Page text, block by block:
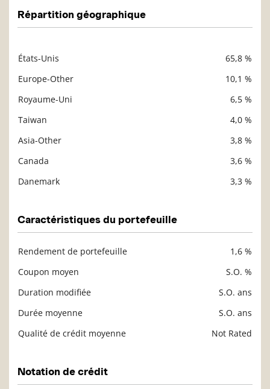
Répartition géographique
États-Unis
65,8 %
Europe-Other
10,1 %
Royaume-Uni
6,5 %
Taiwan
4,0 %
Asia-Other
3,8 %
Canada
3,6 %
Danemark
3,3 %
Caractéristiques du portefeuille
Rendement de portefeuille
1,6 %
Coupon moyen
S.O. %
Duration modifiée
S.O. ans
Durée moyenne
S.O. ans
Qualité de crédit moyenne
Not Rated
Notation de crédit